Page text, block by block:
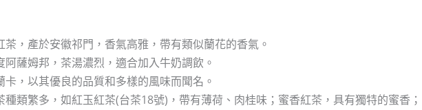
茶，產於安徽祁門，香氣高雅，帶有類似蘭花的香氣。
阿薩姆邦，茶湯濃烈，適合加入牛奶調飲。
卡，以其優良的品質和多樣的風味而聞名。
種類繁多，如紅玉紅茶(台茶18號)，帶有薄荷、肉桂味；蜜香紅茶，具有獨特的蜜香；